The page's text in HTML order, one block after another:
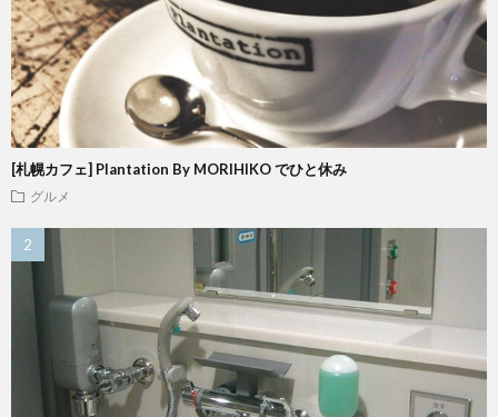
[札幌カフェ] Plantation By MORIHIKO でひと休み
グルメ